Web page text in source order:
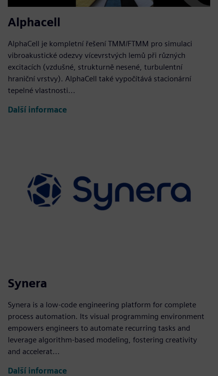
Alphacell
AlphaCell je kompletní řešení TMM/FTMM pro simulaci
vibroakustické odezvy vícevrstvých lemů při různých
excitacích (vzdušné, strukturně nesené, turbulentní
hraniční vrstvy). AlphaCell také vypočítává stacionární
tepelné vlastnosti...
Další informace
Synera
Synera is a low-code engineering platform for complete
process automation. Its visual programming environment
empowers engineers to automate recurring tasks and
leverage algorithm-based modeling, fostering creativity
and accelerat...
Další informace